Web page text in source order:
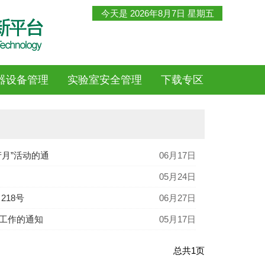
今天是 2026年8月7日 星期五
设备管理 实验室安全管理 下载专区
06月17日
”活动的通
05月24日
06月27日
号
05月17日
作的通知
总共1页